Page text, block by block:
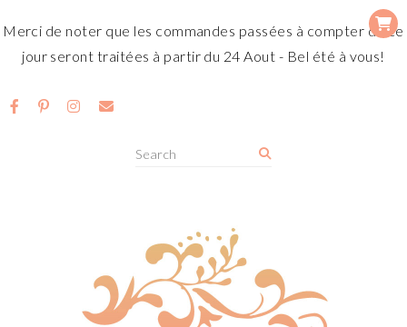
Merci de noter que les commandes passées à compter de ce
jour seront traitées à partir du 24 Aout - Bel été à vous!